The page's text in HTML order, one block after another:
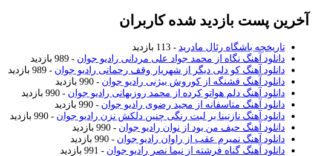
آخرین پست بازدید شده کاربران
تاریخچه باشگاه رئال مادرید - 113 بازدید
دانلود آهنگ نگاه از محمد جواد علی مردانی رادیو جوان - 989 بازدید
دانلود آهنگ کو دلی دیگر از شهریار وقف رحمانی رادیو جوان - 989 بازدید
دانلود آهنگ قشنگه از کوروش بیژنی رادیو جوان - 990 بازدید
دانلود آهنگ دلم هواتو کرده از محمد روزبهانی رادیو جوان - 990 بازدید
دانلود آهنگ متاسفانه از مجید رضوی رادیو جوان - 990 بازدید
دانلود آهنگ نازنینا بر لبت رنگی چنین دلکش نزن رادیو جوان - 990 بازدید
دانلود آهنگ حیف من بود از نوان رادیو جوان - 990 بازدید
دانلود آهنگ نمیرم عقب از راوان رادیو جوان - 990 بازدید
دانلود آهنگ گناه فرشته از نیما نصر رادیو جوان - 991 بازدید